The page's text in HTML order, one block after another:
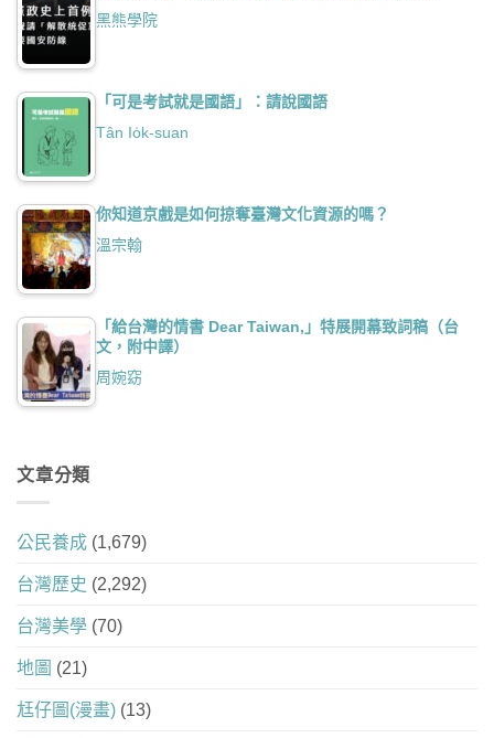
黑熊學院
「可是考試就是國語」：請說國語
Tân Io̍k-suan
你知道京戲是如何掠奪臺灣文化資源的嗎？
溫宗翰
「給台灣的情書 Dear Taiwan,」特展開幕致詞稿（台
文，附中譯）
周婉窈
文章分類
公民養成 (1,679)
台灣歷史 (2,292)
台灣美學 (70)
地圖 (21)
尪仔圖(漫畫) (13)